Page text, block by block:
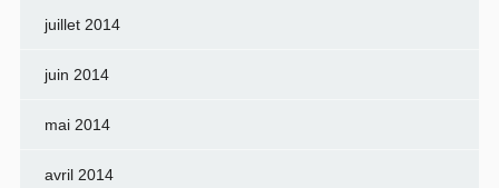
juillet 2014
juin 2014
mai 2014
avril 2014